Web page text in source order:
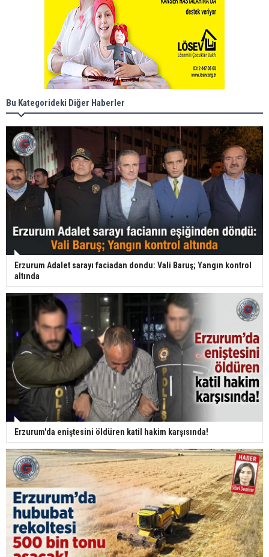
Bu Kategorideki Diğer Haberler
Erzurum Adalet sarayı faciadan dondu: Vali Baruş; Yangın kontrol
altında
Erzurum'da eniştesini öldüren katil hakim karşısında!